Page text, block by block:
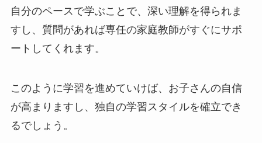
自分のペースで学ぶことで、深い理解を得られま
すし、質問があれば専任の家庭教師がすぐにサポ
ートしてくれます。
このように学習を進めていけば、お子さんの自信
が高まりますし、独自の学習スタイルを確立でき
るでしょう。